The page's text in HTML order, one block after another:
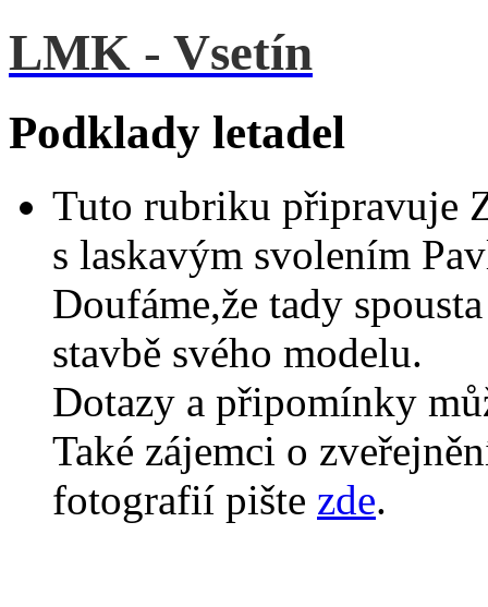
LMK - Vsetín
Podklady letadel
Tuto rubriku připravuje
s laskavým svolením
Doufáme,že tady
stavbě svého modelu.
Dotazy a připomínky
Také zájemci o
fotografií pište zde.